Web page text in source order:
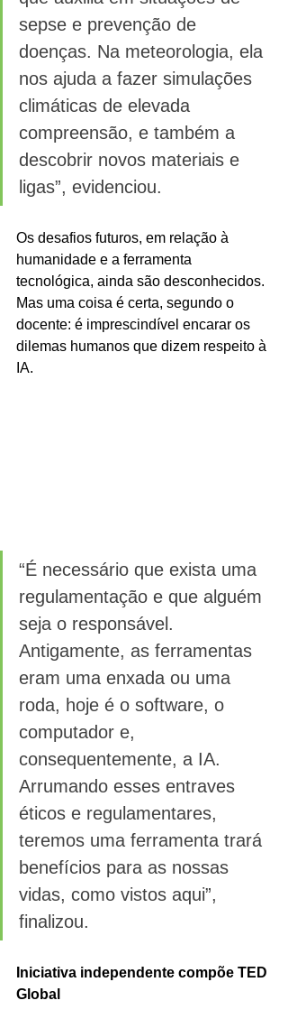
sepse e prevenção de
doenças. Na meteorologia, ela
nos ajuda a fazer simulações
climáticas de elevada
compreensão, e também a
descobrir novos materiais e
ligas”, evidenciou.
Os desafios futuros, em relação à
humanidade e a ferramenta
tecnológica, ainda são desconhecidos.
Mas uma coisa é certa, segundo o
docente: é imprescindível encarar os
dilemas humanos que dizem respeito à
IA.
“É necessário que exista uma
regulamentação e que alguém
seja o responsável.
Antigamente, as ferramentas
eram uma enxada ou uma
roda, hoje é o software, o
computador e,
consequentemente, a IA.
Arrumando esses entraves
éticos e regulamentares,
teremos uma ferramenta trará
benefícios para as nossas
vidas, como vistos aqui”,
finalizou.
Iniciativa independente compõe TED
Global